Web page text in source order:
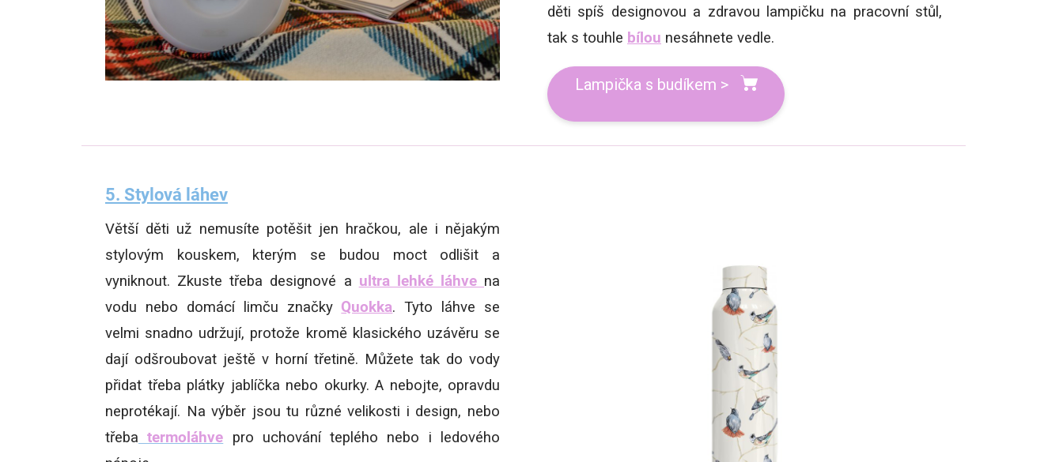
děti spíš designovou a zdravou lampičku na pracovní stůl,
tak s touhle bílou nesáhnete vedle.
Lampička s budíkem >
5. Stylová láhev
Větší děti už nemusíte potěšit jen hračkou, ale i nějakým
stylovým kouskem, kterým se budou moct odlišit a
vyniknout. Zkuste třeba designové a ultra lehké láhve na
vodu nebo domácí limču značky Quokka. Tyto láhve se
velmi snadno udržují, protože kromě klasického uzávěru se
dají odšroubovat ještě v horní třetině. Můžete tak do vody
přidat třeba plátky jablíčka nebo okurky. A nebojte, opravdu
neprotékají. Na výběr jsou tu různé velikosti i design, nebo
třeba termoláhve pro uchování teplého nebo i ledového